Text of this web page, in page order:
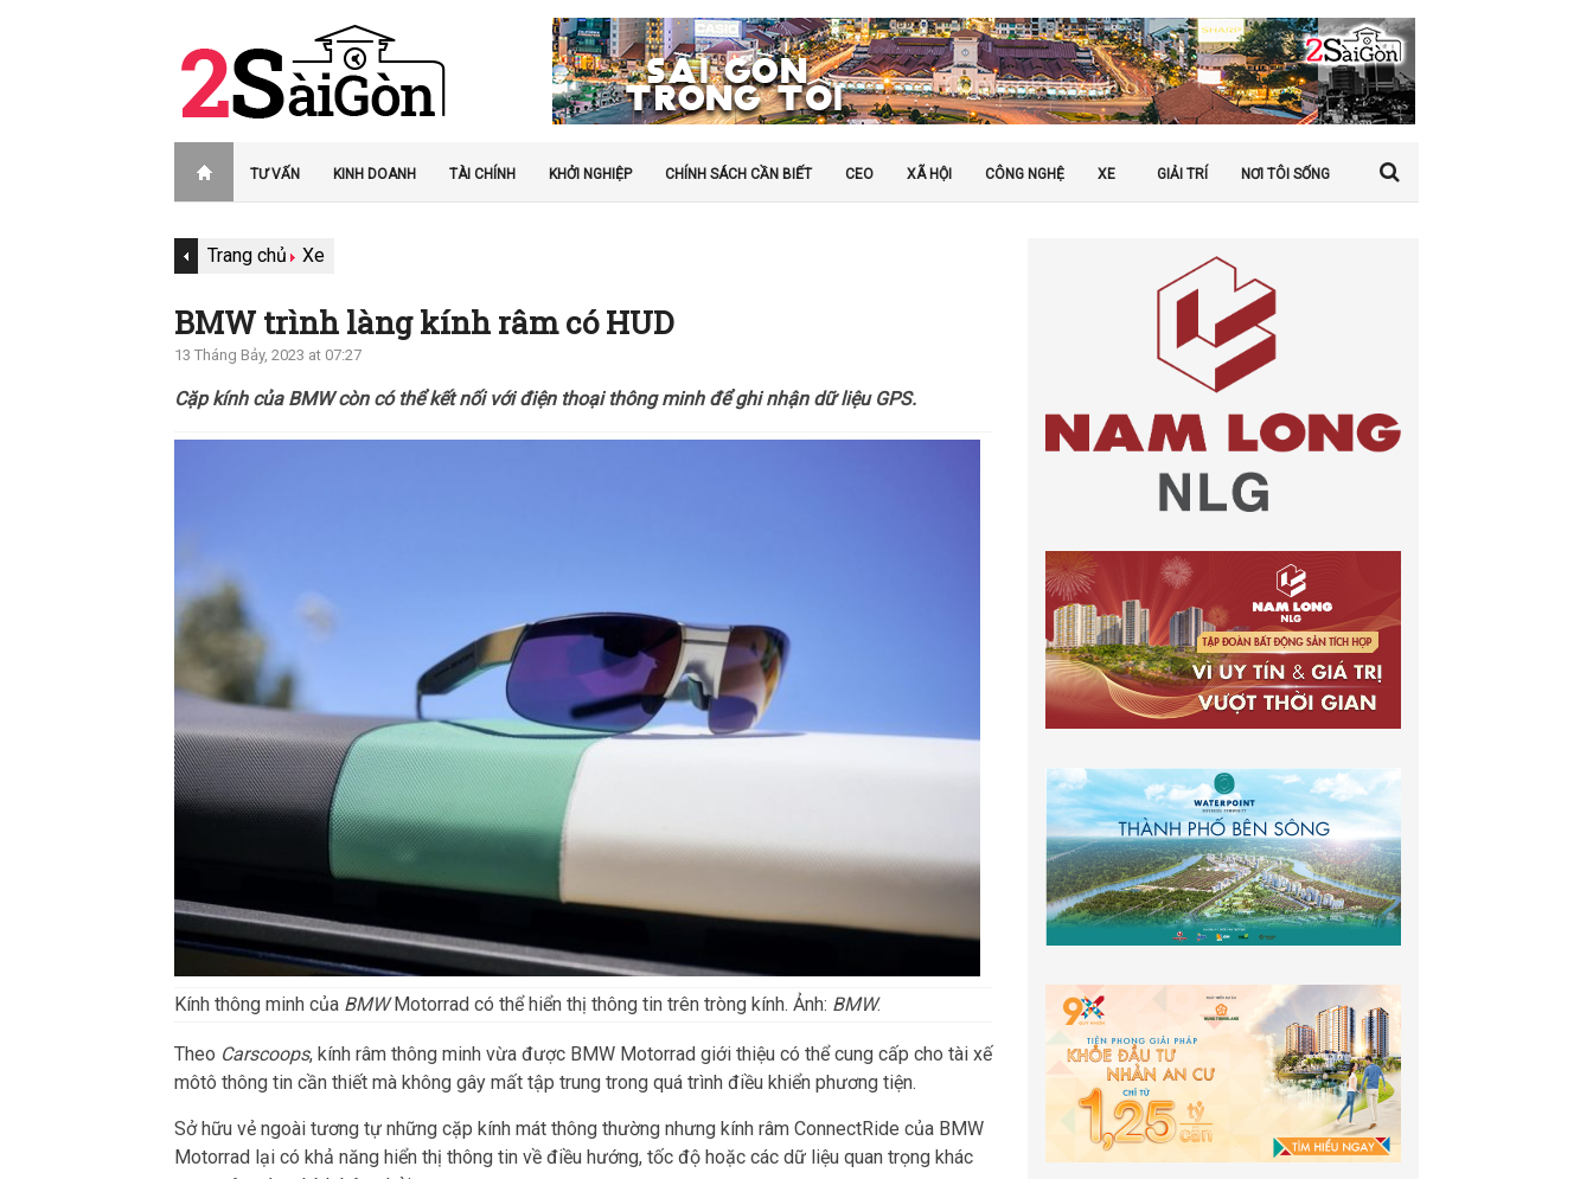
TƯ VẤN KINH DOANH TÀI CHÍNH KHỞI NGHIỆP CHÍNH SÁCH CẦN BIẾT CEO XÃ HỘI CÔNG NGHỆ XE GIẢI TRÍ NƠI TÔI SỐNG
Trang chủ Xe
BMW trình làng kính râm có HUD
13 Tháng Bảy, 2023 at 07:27
Cặp kính của BMW còn có thể kết nối với điện thoại thông minh để ghi nhận dữ liệu GPS.
Kính thông minh của BMWMotorrad có thể hiển thị thông tin trên tròng kính. Ảnh: BMW.
Theo Carscoops, kính râm thông minh vừa được BMW Motorrad giới thiệu có thể cung cấp cho tài xế
môtô thông tin cần thiết mà không gây mất tập trung trong quá trình điều khiển phương tiện.
Sở hữu vẻ ngoài tương tự những cặp kính mát thông thường nhưng kính râm ConnectRide của BMW
Motorrad lại có khả năng hiển thị thông tin về điều hướng, tốc độ hoặc các dữ liệu quan trọng khác